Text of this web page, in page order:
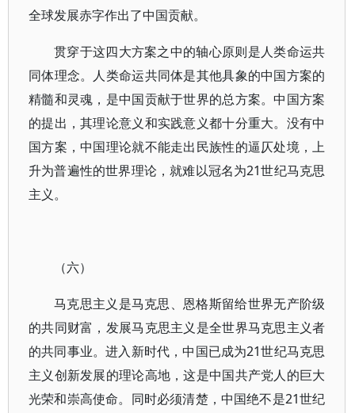
全球发展赤字作出了中国贡献。
贯穿于这四大方案之中的轴心原则是人类命运共
同体理念。人类命运共同体是其他具象的中国方案的
精髓和灵魂，是中国贡献于世界的总方案。中国方案
的提出，其理论意义和实践意义都十分重大。没有中
国方案，中国理论就不能走出民族性的逼仄处境，上
升为普遍性的世界理论，就难以冠名为21世纪马克思
主义。
（六）
马克思主义是马克思、恩格斯留给世界无产阶级
的共同财富，发展马克思主义是全世界马克思主义者
的共同事业。进入新时代，中国已成为21世纪马克思
主义创新发展的理论高地，这是中国共产党人的巨大
光荣和崇高使命。同时必须清楚，中国绝不是21世纪